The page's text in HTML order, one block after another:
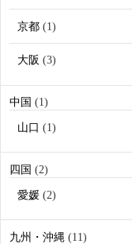
京都 (1)
大阪 (3)
中国 (1)
山口 (1)
四国 (2)
愛媛 (2)
九州・沖縄 (11)